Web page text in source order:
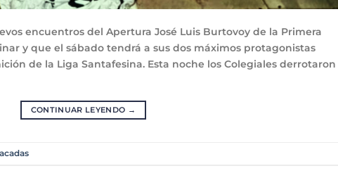
encuentros del Apertura José Luis Burtovoy de la Primera
y que el sábado tendrá a sus dos máximos protagonistas
de la Liga Santafesina. Esta noche los Colegiales derrotaron
CONTINUAR LEYENDO →